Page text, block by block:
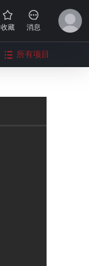
收藏 消息
所有项目